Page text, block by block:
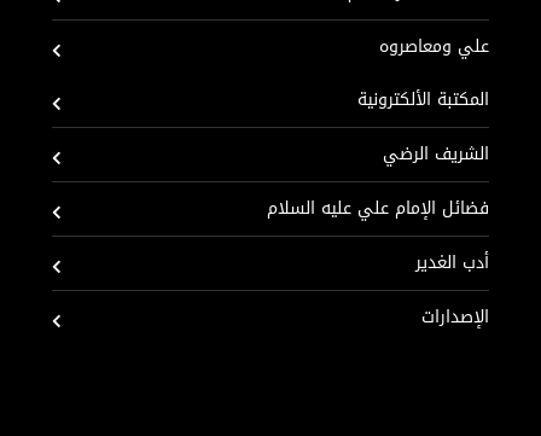
علي ومعاصروه
المكتبة الألكترونية
الشريف الرضي
فضائل الإمام علي عليه السلام
أدب الغدير
الإصدارات